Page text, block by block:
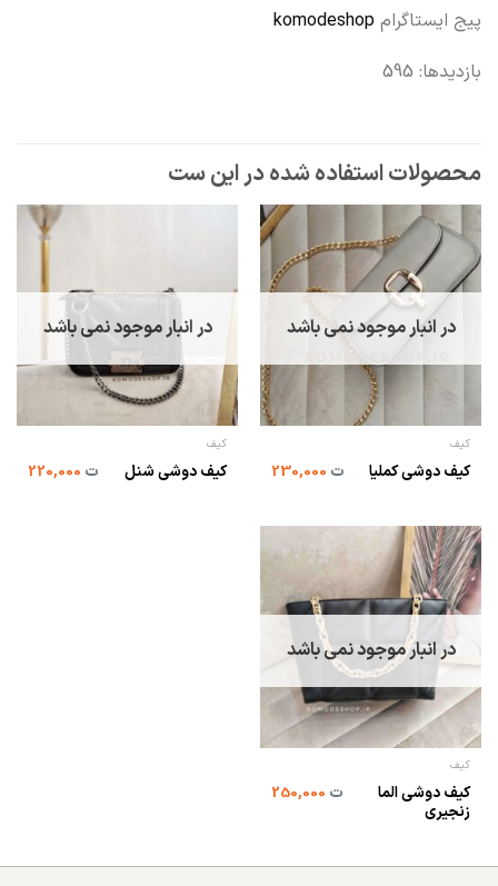
پیج ایستاگرام komodeshop
بازدیدها: 595
در انبار موجود نمی باشد
کیف
کیف دوشی کملیا ت230,000
در انبار موجود نمی باشد
کیف
کیف دوشی شنل ت220,000
در انبار موجود نمی باشد
کیف
کیف دوشی الما
زنجیری
ت250,000